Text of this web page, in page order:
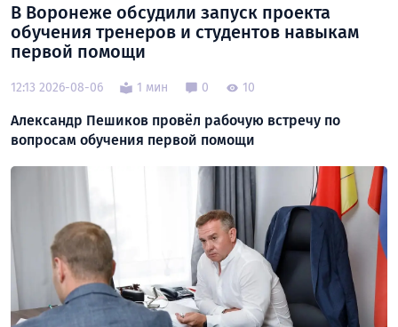
В Воронеже обсудили запуск проекта
обучения тренеров и студентов навыкам
первой помощи
12:13 2026-08-06 1 мин 0 10
Александр Пешиков провёл рабочую встречу по
вопросам обучения первой помощи